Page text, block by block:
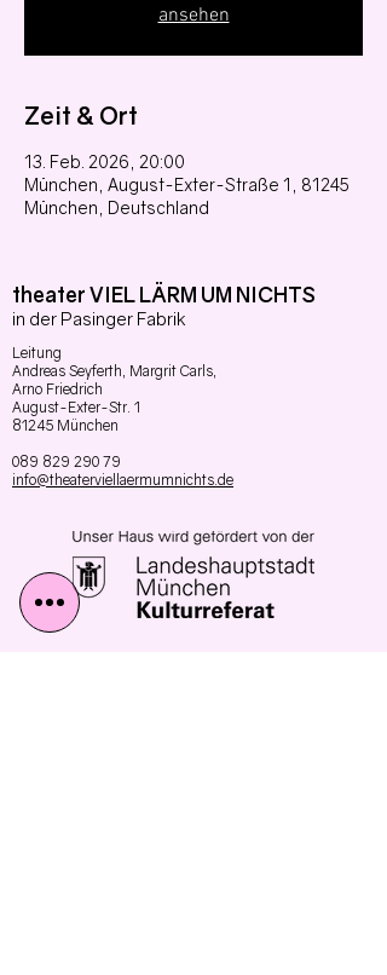
ansehen
Zeit & Ort
13. Feb. 2026, 20:00
München, August-Exter-Straße 1, 81245
München, Deutschland
theater VIEL LÄRM UM NICHTS
in der Pasinger Fabrik
Leitung
Andreas Seyferth, Margrit Carls,
Arno Friedrich
August-Exter-Str. 1
81245 München
089 829 290 79
info@theaterviellaermumnichts.de